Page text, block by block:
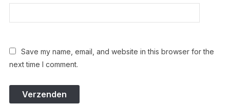
Save my name, email, and website in this browser for the
next time I comment.